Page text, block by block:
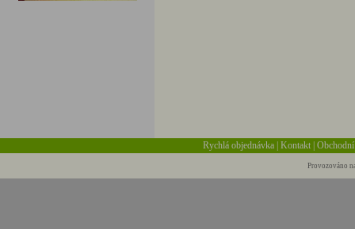
Rychlá objednávka |Kontakt |
Provozováno